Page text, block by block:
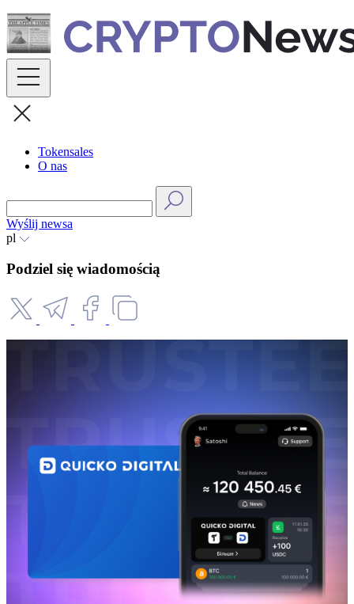
Skip
to
content
Tokensales
O nas
Wyślij newsa
pl
Podziel się wiadomością